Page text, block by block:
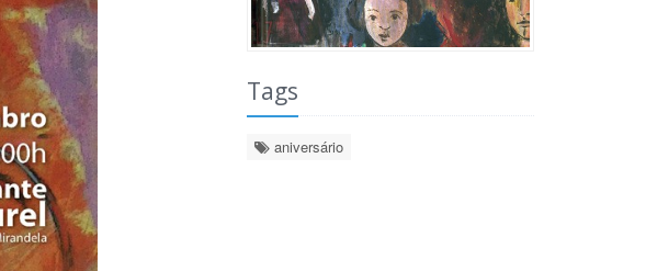
Tags
aniversário